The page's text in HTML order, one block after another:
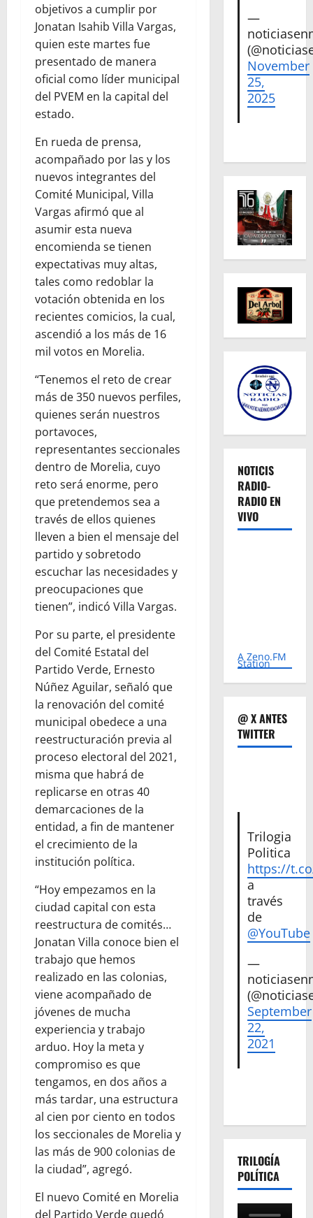
objetivos a cumplir por
Jonatan Isahib Villa Vargas,
quien este martes fue
presentado de manera
oficial como líder municipal
del PVEM en la capital del
estado.
En rueda de prensa,
acompañado por las y los
nuevos integrantes del
Comité Municipal, Villa
Vargas afirmó que al
asumir esta nueva
encomienda se tienen
expectativas muy altas,
tales como redoblar la
votación obtenida en los
recientes comicios, la cual,
ascendió a los más de 16
mil votos en Morelia.
“Tenemos el reto de crear
más de 350 nuevos perfiles,
quienes serán nuestros
portavoces,
representantes seccionales
dentro de Morelia, cuyo
reto será enorme, pero
que pretendemos sea a
través de ellos quienes
lleven a bien el mensaje del
partido y sobretodo
escuchar las necesidades y
preocupaciones que
tienen”, indicó Villa Vargas.
Por su parte, el presidente
del Comité Estatal del
Partido Verde, Ernesto
Núñez Aguilar, señaló que
la renovación del comité
municipal obedece a una
reestructuración previa al
proceso electoral del 2021,
misma que habrá de
replicarse en otras 40
demarcaciones de la
entidad, a fin de mantener
el crecimiento de la
institución política.
“Hoy empezamos en la
ciudad capital con esta
reestructura de comités…
Jonatan Villa conoce bien el
trabajo que hemos
realizado en las colonias,
viene acompañado de
jóvenes de mucha
experiencia y trabajo
arduo. Hoy la meta y
compromiso es que
tengamos, en dos años a
más tardar, una estructura
al cien por ciento en todos
los seccionales de Morelia y
las más de 900 colonias de
la ciudad”, agregó.
El nuevo Comité en Morelia
del Partido Verde quedó
—
November
25,
2025
NOTICIS
RADIO-
RADIO EN
VIVO
A Zeno.FM
Station
@ X ANTES
TWITTER
Trilogia
Politica
https://
a
través
de
@YouTube
—
September
22,
2021
TRILOGÍA
POLÍTICA